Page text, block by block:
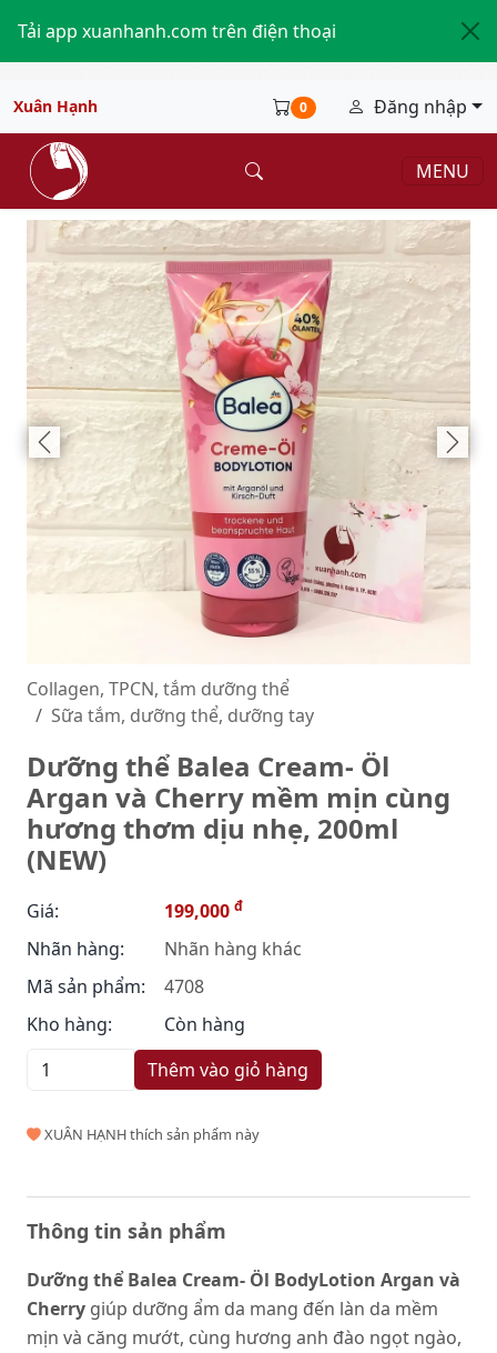
Tải app xuanhanh.com trên điện thoại
Xuân Hạnh 0 Đăng nhập
MENU
Collagen, TPCN, tắm dưỡng thể
Sữa tắm, dưỡng thể, dưỡng tay
Dưỡng thể Balea Cream- Öl
Argan và Cherry mềm mịn cùng
hương thơm dịu nhẹ, 200ml
(NEW)
Giá: 199,000 đ
Nhãn hàng:
Nhãn hàng khác
Mã sản phẩm:
4708
Kho hàng:
Còn hàng
Thêm vào giỏ hàng
XUÂN HẠNH thích sản phẩm này
Thông tin sản phẩm
Dưỡng thể Balea Cream- Öl BodyLotion Argan và
Cherry giúp dưỡng ẩm da mang đến làn da mềm
mịn và căng mướt, cùng hương anh đào ngọt ngào,